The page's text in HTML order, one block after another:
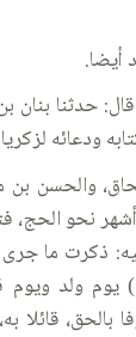
أيضا.
حدثنا بنان
ودعائه
والحسن بن
نحو الحج،
ذكرت ما
يوم ولد
بالحق، قائلا